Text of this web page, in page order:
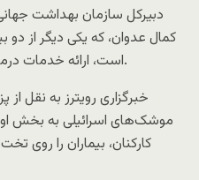
دبیرکل سازمان بهداشت
کمال عدوان، که یکی دیگر از دو
است، ارائه خدمات درمانی به بیماران دشوارتر شده است.
خبرگزاری رویترز به نقل
موشک‌های اسرائیلی به بخش
کارکنان، بیماران را روی